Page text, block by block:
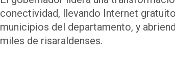
conectividad, llevando Internet
municipios del departamento, y
miles de risaraldenses.